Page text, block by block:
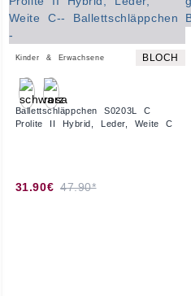
Kinder & Erwachsene BLOCH
Ballettschläppchen S0203L C
Prolite II Hybrid, Leder, Weite C
31.90€ 47.90*